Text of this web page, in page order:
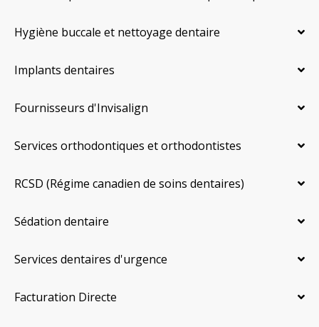
Hygiène buccale et nettoyage dentaire
Implants dentaires
Fournisseurs d'Invisalign
Services orthodontiques et orthodontistes
RCSD (Régime canadien de soins dentaires)
Sédation dentaire
Services dentaires d'urgence
Facturation Directe